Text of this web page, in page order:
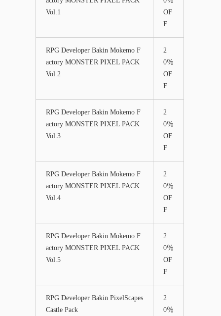
Vol.1
OF
F
RPG Developer Bakin Mokemo F
actory MONSTER PIXEL PACK
Vol.2
2
0％
OF
F
RPG Developer Bakin Mokemo F
actory MONSTER PIXEL PACK
Vol.3
2
0％
OF
F
RPG Developer Bakin Mokemo F
actory MONSTER PIXEL PACK
Vol.4
2
0％
OF
F
RPG Developer Bakin Mokemo F
actory MONSTER PIXEL PACK
Vol.5
2
0％
OF
F
RPG Developer Bakin PixelScapes
Castle Pack
2
0％